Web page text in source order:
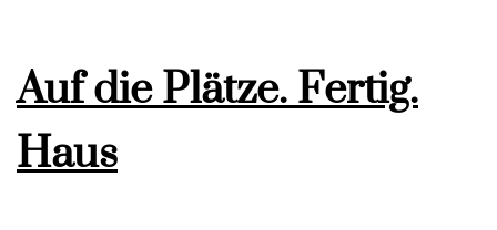
Auf die Plätze. Fertig.
Haus